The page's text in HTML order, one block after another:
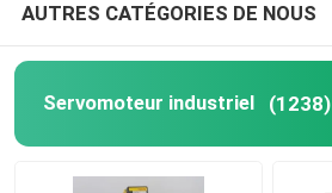
AUTRES CATÉGORIES DE NOUS
Servomoteur industriel (1238)